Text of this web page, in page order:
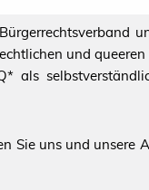
und
als
Sie uns und unsere